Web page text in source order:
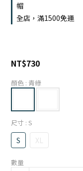
帽
全店，滿1500免運
NT$730
顏色 : 青綠
尺寸 : S
S XL
數量